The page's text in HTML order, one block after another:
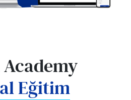
Eğitim